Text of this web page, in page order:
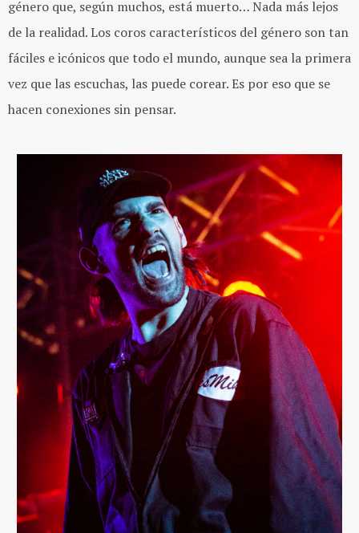
género que, según muchos, está muerto… Nada más lejos
de la realidad. Los coros característicos del género son tan
fáciles e icónicos que todo el mundo, aunque sea la primera
vez que las escuchas, las puede corear. Es por eso que se
hacen conexiones sin pensar.